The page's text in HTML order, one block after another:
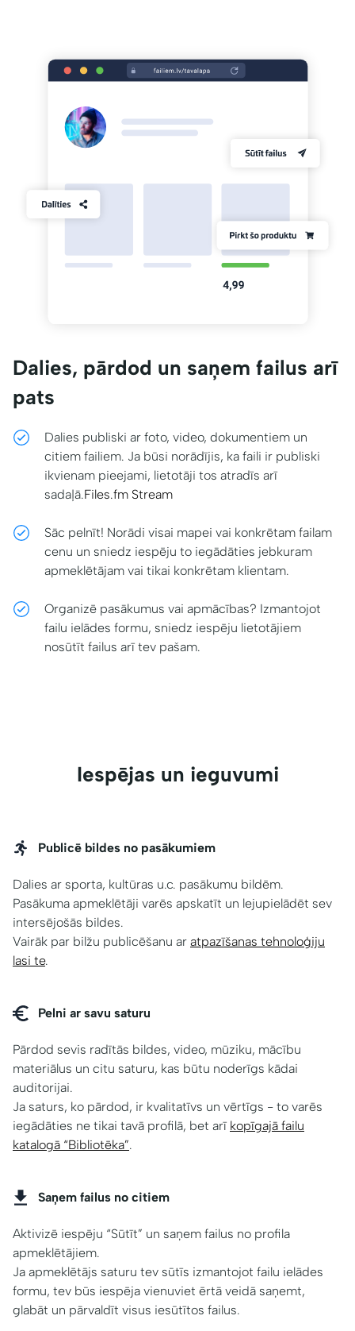
Dalies, pārdod un saņem failus arī
pats
Dalies publiski ar foto, video, dokumentiem un
citiem failiem. Ja būsi norādījis, ka faili ir publiski
ikvienam pieejami, lietotāji tos atradīs arī
sadaļā.Files.fm Stream
Sāc pelnīt! Norādi visai mapei vai konkrētam failam
cenu un sniedz iespēju to iegādāties jebkuram
apmeklētājam vai tikai konkrētam klientam.
Organizē pasākumus vai apmācības? Izmantojot
failu ielādes formu, sniedz iespēju lietotājiem
nosūtīt failus arī tev pašam.
Iespējas un ieguvumi
Publicē bildes no pasākumiem
Dalies ar sporta, kultūras u.c. pasākumu bildēm.
Pasākuma apmeklētāji varēs apskatīt un lejupielādēt sev
intersējošās bildes.
Vairāk par bilžu publicēšanu ar atpazīšanas tehnoloģiju
lasi te.
Pelni ar savu saturu
Pārdod sevis radītās bildes, video, mūziku, mācību
materiālus un citu saturu, kas būtu noderīgs kādai
auditorijai.
Ja saturs, ko pārdod, ir kvalitatīvs un vērtīgs - to varēs
iegādāties ne tikai tavā profilā, bet arī kopīgajā failu
katalogā “Bibliotēka”.
Saņem failus no citiem
Aktivizē iespēju “Sūtīt” un saņem failus no profila
apmeklētājiem.
Ja apmeklētājs saturu tev sūtīs izmantojot failu ielādes
formu, tev būs iespēja vienuviet ērtā veidā saņemt,
glabāt un pārvaldīt visus iesūtītos failus.